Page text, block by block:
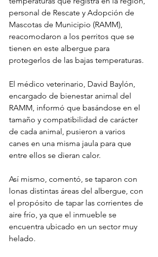
personal de Rescate y Adopción de
Mascotas de Municipio (RAMM),
reacomodaron a los perritos que se
tienen en este albergue para
protegerlos de las bajas temperaturas.
El médico veterinario, David Baylón,
encargado de bienestar animal del
RAMM, informó que basándose en el
tamaño y compatibilidad de carácter
de cada animal, pusieron a varios
canes en una misma jaula para que
entre ellos se dieran calor.
Así mismo, comentó, se taparon con
lonas distintas áreas del albergue, con
el propósito de tapar las corrientes de
aire frío, ya que el inmueble se
encuentra ubicado en un sector muy
helado.